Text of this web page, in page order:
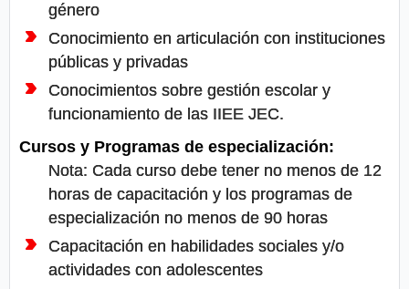
género
Conocimiento en articulación con instituciones
públicas y privadas
Conocimientos sobre gestión escolar y
funcionamiento de las IIEE JEС.
Cursos y Programas de especialización:
Nota: Cada curso debe tener no menos de 12
horas de capacitación y los programas de
especialización no menos de 90 horas
Capacitación en habilidades sociales y/o
actividades con adolescentes